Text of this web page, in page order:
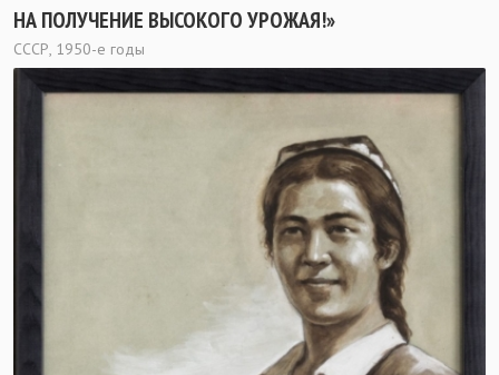
НА ПОЛУЧЕНИЕ ВЫСОКОГО УРОЖАЯ!»
СССР, 1950-е годы